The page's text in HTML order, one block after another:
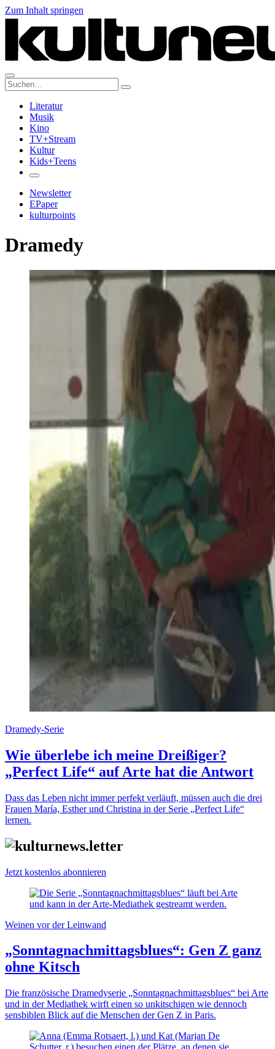
Zum Inhalt springen
Suche:
Literatur
Musik
Kino
TV+Stream
Kultur
Kids+Teens
Newsletter
EPaper
kulturpoints
Dramedy
Dramedy-Serie
Wie überlebe ich meine Dreißiger?
„Perfect Life“ auf Arte hat die Antwort
Dass das Leben nicht immer perfekt verläuft, müssen auch die drei
Frauen María, Esther und Christina in der Serie „Perfect Life“
lernen.
Jetzt kostenlos abonnieren
Weinen vor der Leinwand
„Sonntagnachmittagsblues“: Gen Z ganz
ohne Kitsch
Die französische Dramedyserie „Sonntagnachmittagsblues“ bei Arte
und in der Mediathek wirft einen so unkitschigen wie dennoch
sensbiblen Blick auf die Menschen der Gen Z in Paris.